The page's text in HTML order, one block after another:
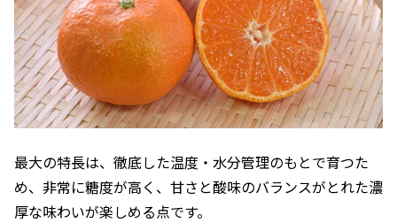
最大の特長は、徹底した温度・水分管理のもとで育つた
め、非常に糖度が高く、甘さと酸味のバランスがとれた濃
厚な味わいが楽しめる点です。